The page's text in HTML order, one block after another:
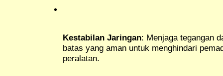
Kestabilan Jaringan: Menjaga tegangan
batas yang aman untuk menghindari
peralatan.